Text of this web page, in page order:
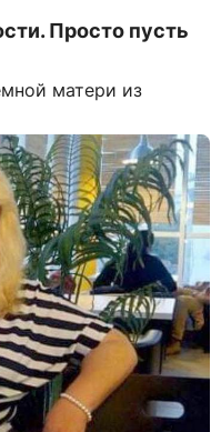
Просто пусть
матери из